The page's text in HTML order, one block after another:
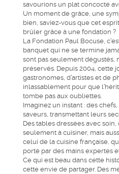
savourions un plat concocté
Un moment de grâce, une
bien, saviez-vous que cet
brûler grâce à une fondation ?
La Fondation Paul Bocuse,
banquet qui ne se termine
sont pas seulement dégustés,
préservés. Depuis 2004, cette
gastronomes, d’artistes et de
inlassablement pour que
tombe pas aux oubliettes.
Imaginez un instant : des
saveurs, transmettant leurs
Des tables dressées avec
seulement à cuisiner, mais
celui de la cuisine française,
porté par des mains expertes
Ce qui est beau dans cette
cette envie de partager. Des